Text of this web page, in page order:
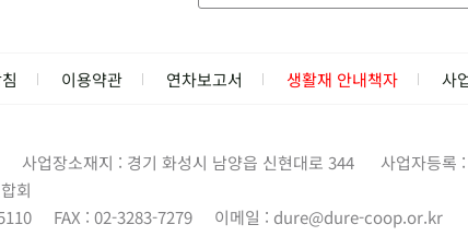
이용약관 연차보고서 생활재 안내책자 사
사업장소재지 : 경기 화성시 남양읍 신현대로 344
사업자등록
회
FAX : 02-3283-7279 이메일 : dure@dure-coop.or.kr